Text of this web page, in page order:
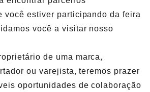
você estiver participando da feira
você a visitar nosso
de uma marca,
ou varejista, teremos prazer
oportunidades de colaboração